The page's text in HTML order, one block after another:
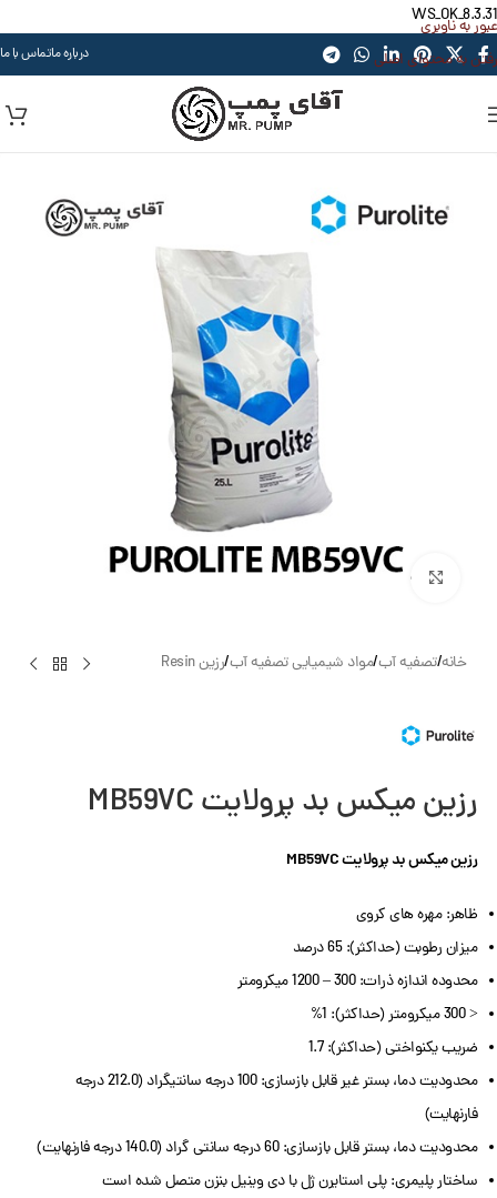
WS_OK_8.3.31
عبور به ناوبری
رفتن به محتوای اصلی
درباره ماتماس با ما
بزرگنمایی تصویر
خانه/تصفیه آب/مواد شیمیایی تصفیه آب/رزین Resin
رزین میکس بد پرولایت MB59VC
رزین میکس بد پرولایت MB59VC
ظاهر: مهره های کروی
میزان رطوبت (حداکثر): 65 درصد
محدوده اندازه ذرات: 300 – 1200 میکرومتر
< 300 میکرومتر (حداکثر): 1%
ضریب یکنواختی (حداکثر): 1.7
محدودیت دما، بستر غیر قابل بازسازی: 100 درجه سانتیگراد (212.0 درجه
فارنهایت)
محدودیت دما، بستر قابل بازسازی: 60 درجه سانتی گراد (140.0 درجه فارنهایت)
ساختار پلیمری: پلی استایرن ژل با دی وینیل بنزن متصل شده است